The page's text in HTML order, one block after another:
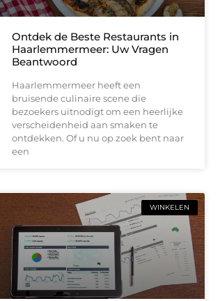
Ontdek de Beste Restaurants in
Haarlemmermeer: Uw Vragen
Beantwoord
Haarlemmermeer heeft een
bruisende culinaire scene die
bezoekers uitnodigt om een heerlijke
verscheidenheid aan smaken te
ontdekken. Of u nu op zoek bent naar
een
WINKELEN